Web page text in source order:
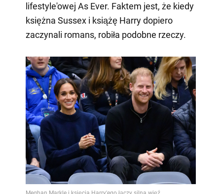
lifestyle'owej As Ever. Faktem jest, że kiedy
księżna Sussex i książę Harry dopiero
zaczynali romans, robiła podobne rzeczy.